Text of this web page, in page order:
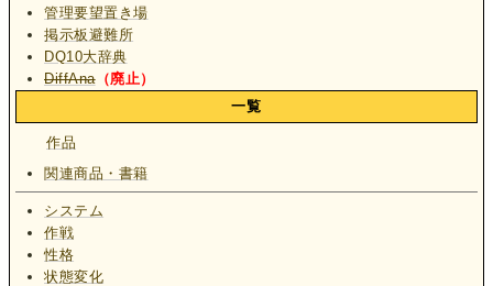
管理要望置き場
掲示板避難所
DQ10大辞典
DiffAna（廃止）
一覧
作品
関連商品・書籍
システム
作戦
性格
状態変化